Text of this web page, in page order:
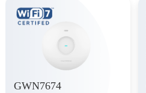
GWN7674